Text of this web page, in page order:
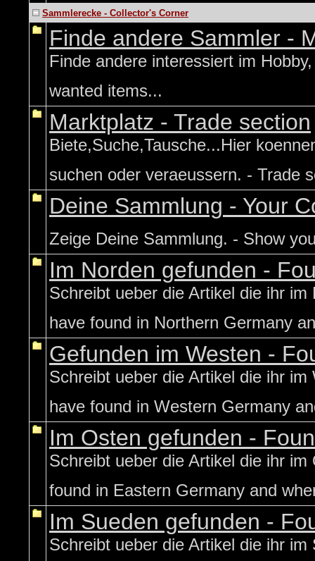
Sammlerecke - Collector's Corner
Finde andere Sammler -
Finde andere interessiert im
wanted items...
Marktplatz - Trade section
Biete,Suche,Tausche...Hier
suchen oder veraeussern. - Trade
Deine Sammlung - Your
Zeige Deine Sammlung. - Show
Im Norden gefunden -
Schreibt ueber die Artikel die ihr
have found in Northern Germany
Gefunden im Westen -
Schreibt ueber die Artikel die ihr
have found in Western Germany
Im Osten gefunden -
Schreibt ueber die Artikel die ihr
found in Eastern Germany and
Im Sueden gefunden -
Schreibt ueber die Artikel die ihr